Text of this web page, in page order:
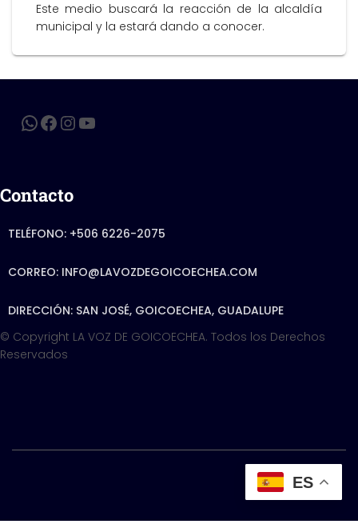
Este medio buscará la reacción de la alcaldía
municipal y la estará dando a conocer.
Contacto
TELÉFONO: +506 6226-2075
CORREO: INFO@LAVOZDEGOICOECHEA.COM
DIRECCIÓN: SAN JOSÉ, GOICOECHEA, GUADALUPE
© Copyright LA VOZ DE GOICOECHEA. Todos los Derechos
Reservados
ThemeIsle ES